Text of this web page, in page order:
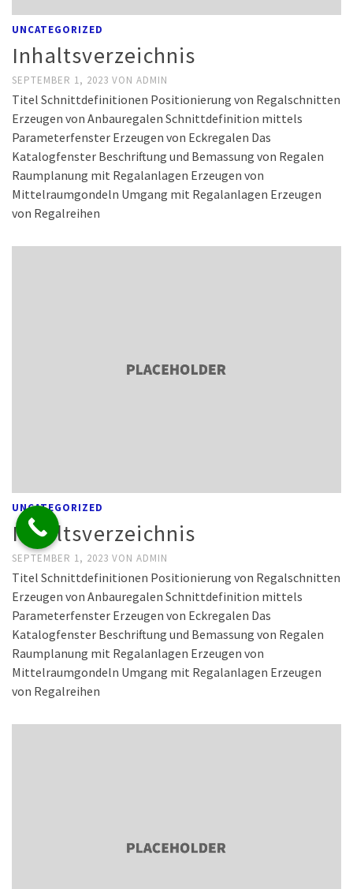
UNCATEGORIZED
Inhaltsverzeichnis
SEPTEMBER 1, 2023 VON ADMIN
Titel Schnittdefinitionen Positionierung von Regalschnitten
Erzeugen von Anbauregalen Schnittdefinition mittels
Parameterfenster Erzeugen von Eckregalen Das
Katalogfenster Beschriftung und Bemassung von Regalen
Raumplanung mit Regalanlagen Erzeugen von
Mittelraumgondeln Umgang mit Regalanlagen Erzeugen
von Regalreihen
UNCATEGORIZED
Inhaltsverzeichnis
SEPTEMBER 1, 2023 VON ADMIN
Titel Schnittdefinitionen Positionierung von Regalschnitten
Erzeugen von Anbauregalen Schnittdefinition mittels
Parameterfenster Erzeugen von Eckregalen Das
Katalogfenster Beschriftung und Bemassung von Regalen
Raumplanung mit Regalanlagen Erzeugen von
Mittelraumgondeln Umgang mit Regalanlagen Erzeugen
von Regalreihen